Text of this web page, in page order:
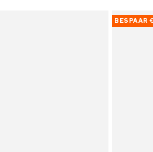
BESPAAR